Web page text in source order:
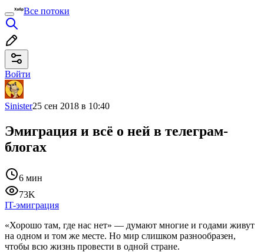
Все потоки
Войти
Sinister25 сен 2018 в 10:40
Эмиграция и всё о ней в телеграм-
блогах
6 мин
73K
IT-эмиграция
«Хорошо там, где нас нет» — думают многие и годами живут
на одном и том же месте. Но мир слишком разнообразен,
чтобы всю жизнь провести в одной стране.